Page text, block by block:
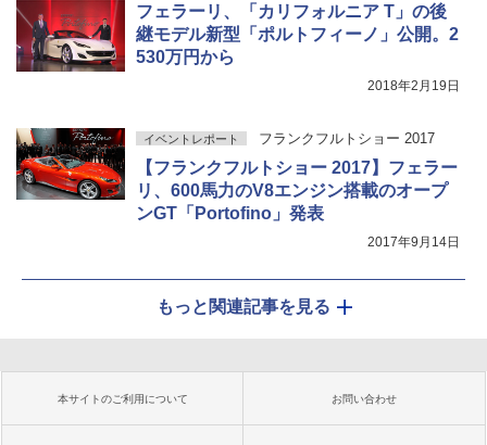
フェラーリ、「カリフォルニア T」の後
継モデル新型「ポルトフィーノ」公開。2
530万円から
2018年2月19日
イベントレポート フランクフルトショー 2017
【フランクフルトショー 2017】フェラー
リ、600馬力のV8エンジン搭載のオープ
ンGT「Portofino」発表
2017年9月14日
もっと関連記事を見る
本サイトのご利用について お問い合わせ